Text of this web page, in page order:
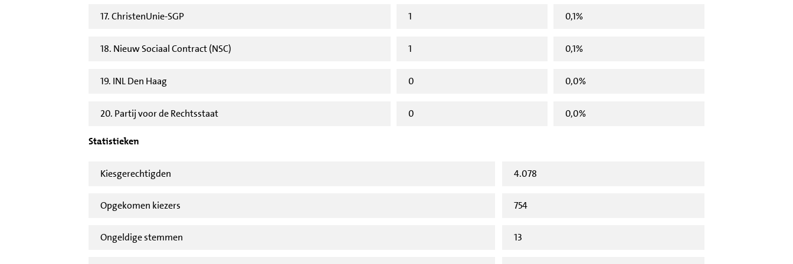
17. ChristenUnie-SGP 1 0,1%
18. Nieuw Sociaal Contract (NSC) 1 0,1%
19. INL Den Haag 0 0,0%
20. Partij voor de Rechtsstaat 0 0,0%
Statistieken
Kiesgerechtigden 4.078
Opgekomen kiezers 754
Ongeldige stemmen 13